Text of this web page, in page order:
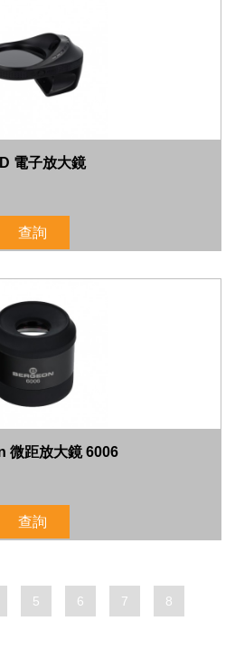
電子放大鏡
查詢
微距放大鏡 6006
查詢
5 6 7 8